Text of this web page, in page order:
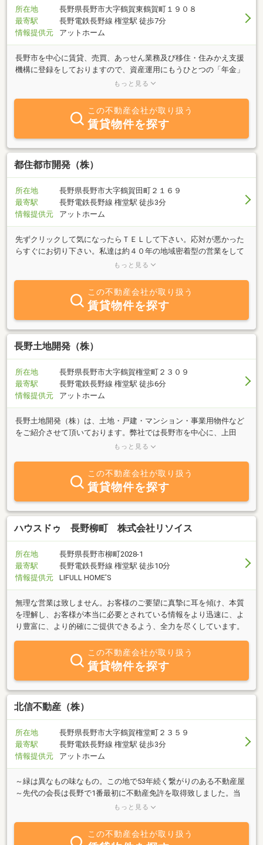
『ホームインスペクション＋ぷらす』です。中古住宅の総合診断で
す（傷み等の建物調査、権利関係、ライフライン、道路など）。
〇空き家の利活用や処分について、『空き家相談士』が総合的なア
出さないようにしましょう。
所在地
長野県長野市大字鶴賀東鶴賀町１９０８
最寄駅
長野電鉄長野線 権堂駅 徒歩7分
情報提供元
アットホーム
長野市を中心に賃貸、売買、あっせん業務及び移住・住みかえ支援
機構に登録をしておりますので、資産運用にもうひとつの「年金」
として安心した老後をお考えにと新しい不動産のあり方を追求して
もっと見る
この不動産会社が取り扱う
賃貸物件を探す
都住都市開発（株）
所在地
長野県長野市大字鶴賀田町２１６９
最寄駅
長野電鉄長野線 権堂駅 徒歩3分
情報提供元
アットホーム
先ずクリックして気になったらＴＥＬして下さい。応対が悪かった
らすぐにお切り下さい。私達は約４０年の地域密着型の営業をして
おります。キャリアの女性スタッフが親切に応対するはずです。あ
もっと見る
この不動産会社が取り扱う
賃貸物件を探す
長野土地開発（株）
所在地
長野県長野市大字鶴賀権堂町２３０９
最寄駅
長野電鉄長野線 権堂駅 徒歩6分
情報提供元
アットホーム
長野土地開発（株）は、土地・戸建・マンション・事業用物件など
をご紹介させて頂いております。弊社では長野市を中心に、上田
市、須坂市、千曲市など幅広いエリアを取り扱っております。不動
様の不安を解消しながら、一人一人に合ったご提案をさせて頂くよ
う努めてまいります。弊社では知識や経験が豊富なスタッフが親身
になり、お手伝いを致しますのでお任せください。 建築会社や金融
機関のご紹介や、火災保険、リフォーム、相続関係などのご相談を
受け付けております。手間のかかる書類作成や、現場での立会い
等、お客様の手間を最小限にする努力をしております。不動産のこ
もっと見る
この不動産会社が取り扱う
賃貸物件を探す
ハウスドゥ 長野柳町 株式会社リソイス
所在地
長野県長野市柳町2028-1
最寄駅
長野電鉄長野線 権堂駅 徒歩10分
情報提供元
LIFULL HOME'S
無理な営業は致しません。お客様のご要望に真摯に耳を傾け、本質
を理解し、お客様が本当に必要とされている情報をより迅速に、よ
り豊富に、より的確にご提供できるよう、全力を尽くしています。
この不動産会社が取り扱う
賃貸物件を探す
北信不動産（株）
所在地
長野県長野市大字鶴賀権堂町２３５９
最寄駅
長野電鉄長野線 権堂駅 徒歩3分
情報提供元
アットホーム
～緑は異なもの味なもの。この地で53年続く繋がりのある不動産屋
～先代の会長は長野で1番最初に不動産免許を取得致しました。当
社は賃貸・売買の仲介を主に行っております。現在は、昔と変わっ
わかるようになりました。そんな中で当店は顔と顔を合わせて話す
からこそ出てくる情報や、人と人との繋がりを大切にしていくお店
もっと見る
この不動産会社が取り扱う